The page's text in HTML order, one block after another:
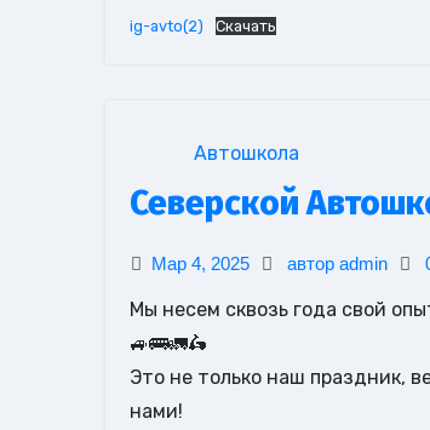
ig-avto(2) Скачать
Автошкола
Северской
Мар 4, 2025 автор admin
Мы несем сквозь года свой
🚙🚌🚛🛵
Это не только наш праздник,
нами!